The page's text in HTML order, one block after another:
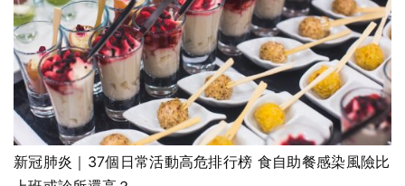
新冠肺炎｜37個日常活動高危排行榜 食自助餐感染風險比